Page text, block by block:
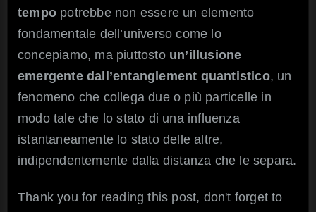
tempo potrebbe non essere un elemento
fondamentale dell’universo come lo
concepiamo, ma piuttosto un’illusione
emergente dall’entanglement quantistico, un
fenomeno che collega due o più particelle in
modo tale che lo stato di una influenza
istantaneamente lo stato delle altre,
indipendentemente dalla distanza che le separa.
Thank you for reading this post, don't forget to